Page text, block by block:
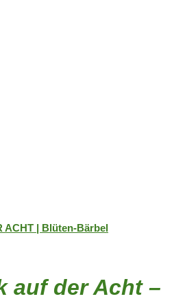
ACHT | Blüten-Bärbel
auf der Acht –